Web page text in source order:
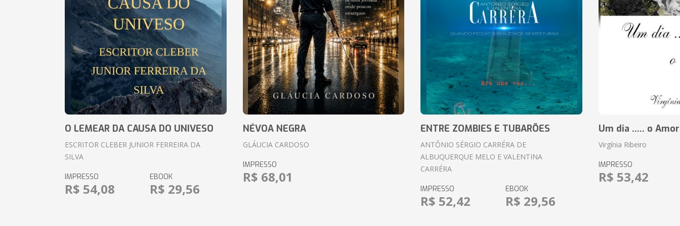
O LEMEAR DA CAUSA DO UNIVESO
ESCRITOR CLEBER JUNIOR FERREIRA DA
SILVA
IMPRESSO
R$ 54,08
EBOOK
R$ 29,56
NÉVOA NEGRA
GLÁUCIA CARDOSO
IMPRESSO
R$ 68,01
ENTRE ZOMBIES E TUBARÕES
ANTÔNIO SÉRGIO CARRÉRA DE
ALBUQUERQUE MELO E VALENTINA
CARRÉRA
IMPRESSO
R$ 52,42
EBOOK
R$ 29,56
Um dia ..... o Amor
Virgínia Ribeiro
IMPRESSO
R$ 53,42